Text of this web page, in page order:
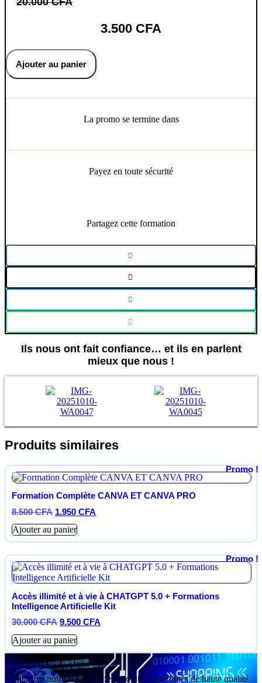
3.500 CFA
quantité
Montez
Agence
Ajouter au panier
La promo se termine dans
Payez en toute sécurité
Partagez cette formation
Ils nous ont fait confiance… et ils en parlent
mieux que nous !
Produits similaires
Promo !
Formation Complète CANVA ET CANVA PRO
8.500CFA Le
initial
était :
1.950 CFA
est :
Ajouter au panier
Promo !
Accès illimité et à vie à CHATGPT 5.0 + Formations
Intelligence Artificielle Kit
30.000CFA Le
initial
était :
30.000 CFA.
9.500 CFA
est :
9.500 CFA.
Ajouter au panier
Explorez notre sélection de produits numériques de haute qualité.